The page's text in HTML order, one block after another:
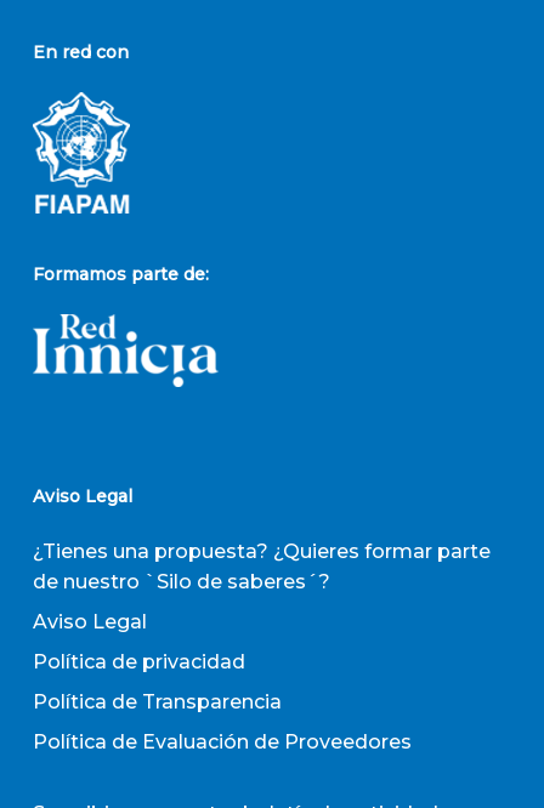
En red con
Formamos parte de:
Aviso Legal
¿Tienes una propuesta? ¿Quieres formar parte
de nuestro `Silo de saberes´?
Aviso Legal
Política de privacidad
Política de Transparencia
Política de Evaluación de Proveedores